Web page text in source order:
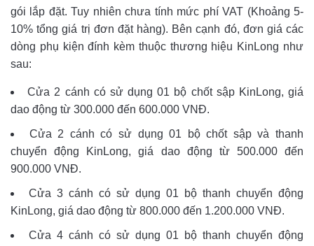
gói lắp đặt. Tuy nhiên chưa tính mức phí VAT (Khoảng 5-
10% tổng giá trị đơn đặt hàng). Bên cạnh đó, đơn giá các
dòng phụ kiện đính kèm thuộc thương hiệu KinLong như
sau:
Cửa 2 cánh có sử dụng 01 bộ chốt sập KinLong, giá
dao động từ 300.000 đến 600.000 VNĐ.
Cửa 2 cánh có sử dụng 01 bộ chốt sập và thanh
chuyển động KinLong, giá dao động từ 500.000 đến
900.000 VNĐ.
Cửa 3 cánh có sử dụng 01 bộ thanh chuyển động
KinLong, giá dao động từ 800.000 đến 1.200.000 VNĐ.
Cửa 4 cánh có sử dụng 01 bộ thanh chuyển động